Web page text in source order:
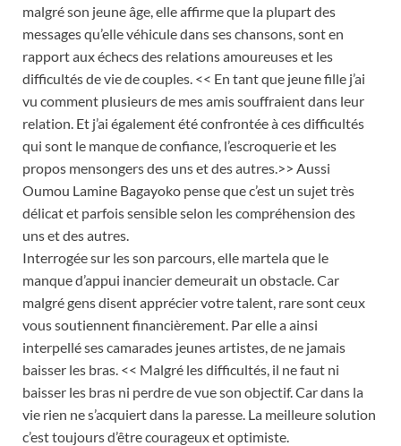
malgré son jeune âge, elle affirme que la plupart des
messages qu’elle véhicule dans ses chansons, sont en
rapport aux échecs des relations amoureuses et les
difficultés de vie de couples. << En tant que jeune fille j’ai
vu comment plusieurs de mes amis souffraient dans leur
relation. Et j’ai également été confrontée à ces difficultés
qui sont le manque de confiance, l’escroquerie et les
propos mensongers des uns et des autres.>> Aussi
Oumou Lamine Bagayoko pense que c’est un sujet très
délicat et parfois sensible selon les compréhension des
uns et des autres.
Interrogée sur les son parcours, elle martela que le
manque d’appui inancier demeurait un obstacle. Car
malgré gens disent apprécier votre talent, rare sont ceux
vous soutiennent financièrement. Par elle a ainsi
interpellé ses camarades jeunes artistes, de ne jamais
baisser les bras. << Malgré les difficultés, il ne faut ni
baisser les bras ni perdre de vue son objectif. Car dans la
vie rien ne s’acquiert dans la paresse. La meilleure solution
c’est toujours d’être courageux et optimiste.